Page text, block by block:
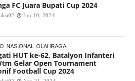
FC Juara Bupati Cup 2024
Jun 10, 2024
NASIONAL OLAHRAGA
HUT ke-62, Batalyon Infanteri
Gelar Open Tournament
Football Cup 2024